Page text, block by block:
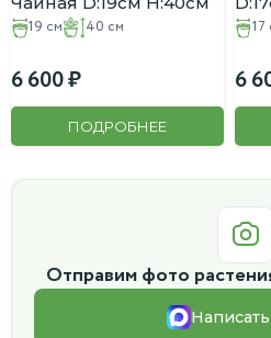
19 см
40 см
6 600
ПОДРОБНЕЕ
17
6
Отправим фото